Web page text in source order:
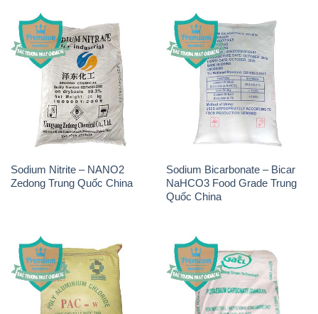
Sodium Nitrite – NANO2
Zedong Trung Quốc China
Sodium Bicarbonate – Bicar
NaHCO3 Food Grade Trung
Quốc China